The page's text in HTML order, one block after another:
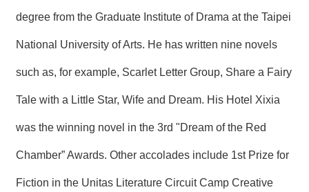
degree from the Graduate Institute of Drama at the Taipei
National University of Arts. He has written nine novels
such as, for example, Scarlet Letter Group, Share a Fairy
Tale with a Little Star, Wife and Dream. His Hotel Xixia
was the winning novel in the 3rd "Dream of the Red
Chamber” Awards. Other accolades include 1st Prize for
Fiction in the Unitas Literature Circuit Camp Creative